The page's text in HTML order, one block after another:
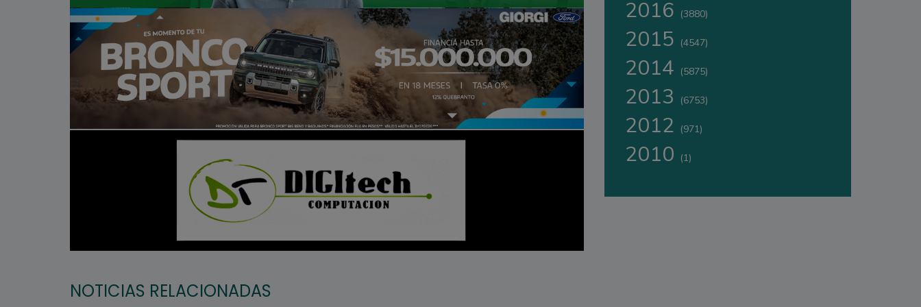
NOTICIAS RELACIONADAS
2016 (3880)
2015 (4547)
2014 (5875)
2013 (6753)
2012 (971)
2010 (1)